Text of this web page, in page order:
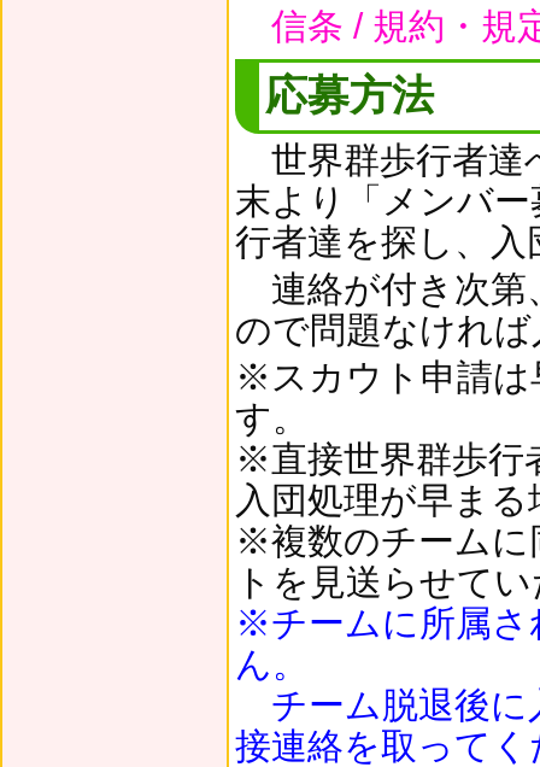
信条 / 規約・規
応募方法
世界群歩行者達
末より「メンバ
行者達を探し、
連絡が付き次第
ので問題なけれ
※スカウト申請は
す。
※直接世界群歩行
入団処理が早ま
※複数のチームに
トを見送らせて
※チームに所属さ
ん。
チーム脱退後に
接連絡を取って